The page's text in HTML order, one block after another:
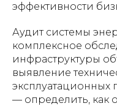
эффективности
Аудит системы
комплексное
инфраструктуры
выявление
эксплуатационных
— определить, как